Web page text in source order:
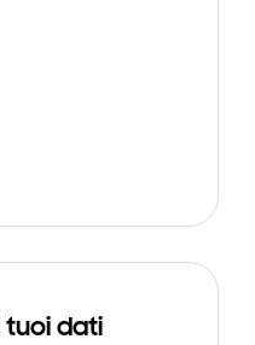
tuoi dati